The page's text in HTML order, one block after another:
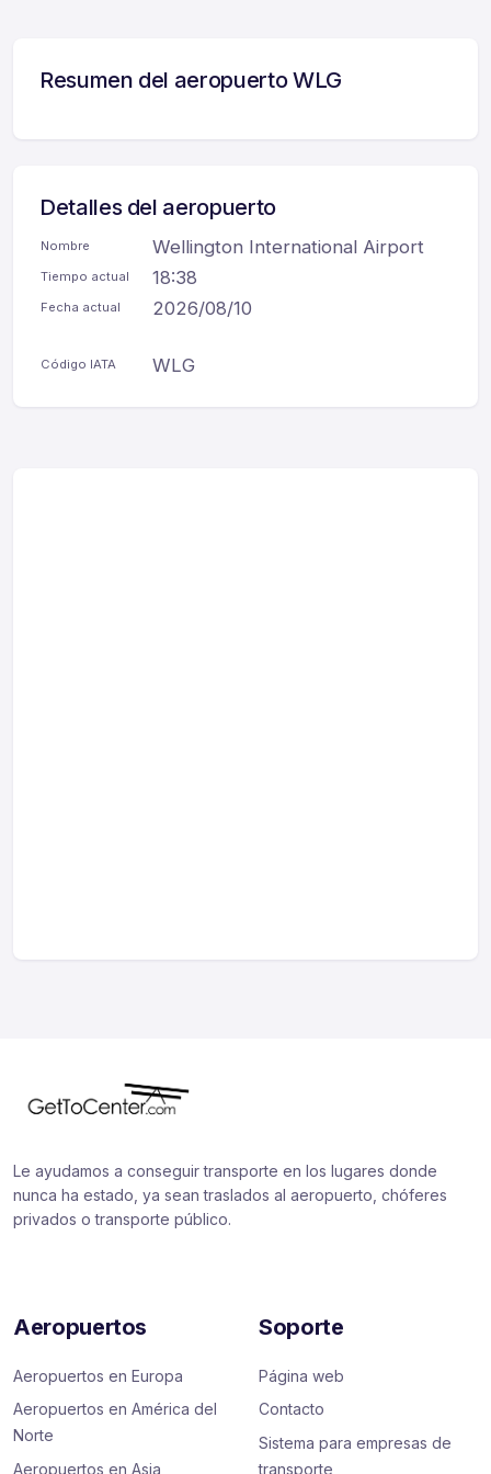
Resumen del aeropuerto WLG
Detalles del aeropuerto
Nombre Wellington International Airport
Tiempo actual 18:38
Fecha actual 2026/08/10
Código IATA WLG
Le ayudamos a conseguir transporte en los lugares donde
nunca ha estado, ya sean traslados al aeropuerto, chóferes
privados o transporte público.
Aeropuertos
Aeropuertos en Europa
Aeropuertos en América del
Norte
Aeropuertos en Asia
Soporte
Página web
Contacto
Sistema para empresas de
transporte